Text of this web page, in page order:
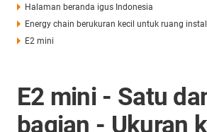
Halaman beranda igus Indonesia
Energy chain berukuran kecil untuk ruang
E2 mini
E2 mini - Satu
bagian - Ukuran